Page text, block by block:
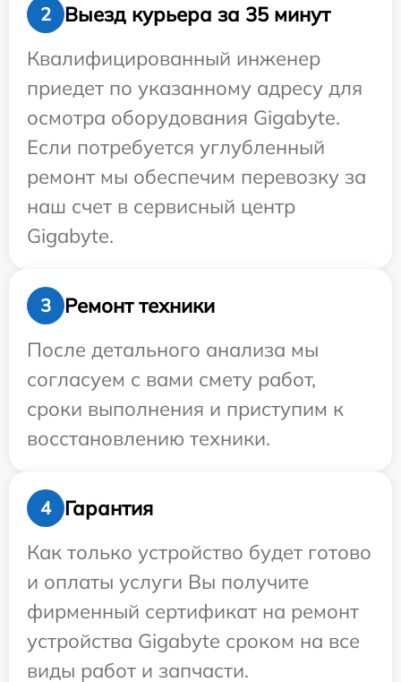
2
Выезд курьера за 35 минут
Квалифицированный инженер
приедет по указанному адресу для
осмотра оборудования Gigabyte.
Если потребуется углубленный
ремонт мы обеспечим перевозку за
наш счет в сервисный центр
Gigabyte.
3
Ремонт техники
После детального анализа мы
согласуем с вами смету работ,
сроки выполнения и приступим к
восстановлению техники.
4
Гарантия
Как только устройство будет готово
и оплаты услуги Вы получите
фирменный сертификат на ремонт
устройства Gigabyte сроком на все
виды работ и запчасти.